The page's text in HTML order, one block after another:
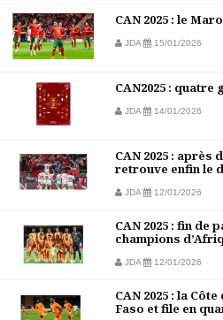
CAN 2025 : le
JDA 15/01/2026
CAN2025 :
JDA 14/01/2026
CAN 2025 : après
retrouve enfin le
JDA 12/01/2026
CAN 2025 : fin de
champions
JDA 12/01/2026
CAN 2025 : la
Faso et file en